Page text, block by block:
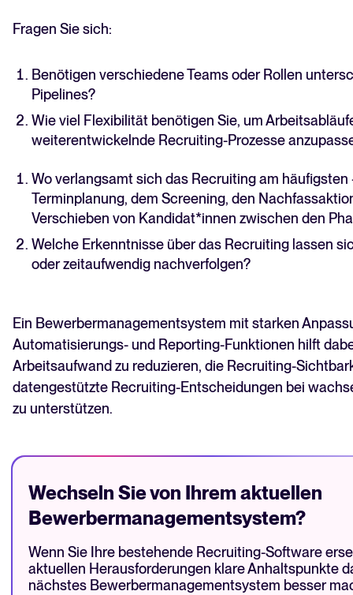
Fragen Sie sich:
Benötigen verschiedene Teams oder Rollen
Pipelines?
Wie viel Flexibilität benötigen Sie, um
weiterentwickelnde Recruiting-Prozesse
Wo verlangsamt sich das Recruiting am häufigsten
Terminplanung, dem Screening, den
Verschieben von Kandidat*innen zwischen den
Welche Erkenntnisse über das Recruiting lassen
oder zeitaufwendig nachverfolgen?
Ein Bewerbermanagementsystem mit starken
Automatisierungs- und Reporting-Funktionen hilft
Arbeitsaufwand zu reduzieren, die Recruiting-
datengestützte Recruiting-Entscheidungen bei
zu unterstützen.
Wechseln Sie von Ihrem aktuellen
Bewerbermanagementsystem?
Wenn Sie Ihre bestehende Recruiting-Software
aktuellen Herausforderungen klare Anhaltspunkte
nächstes Bewerbermanagementsystem besser